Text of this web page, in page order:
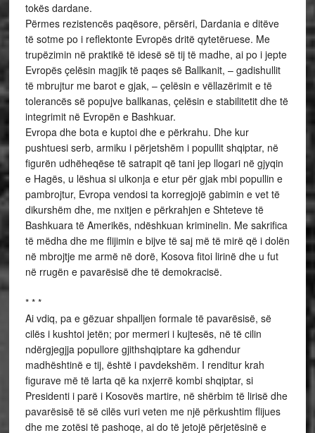
tokës dardane.
Përmes rezistencës paqësore, përsëri, Dardania e ditëve
të sotme po i reflektonte Evropës dritë qytetëruese. Me
trupëzimin në praktikë të idesë së tij të madhe, ai po i jepte
Evropës çelësin magjik të paqes së Ballkanit, – gadishullit
të mbrujtur me barot e gjak, – çelësin e vëllazërimit e të
tolerancës së popujve ballkanas, çelësin e stabilitetit dhe të
integrimit në Evropën e Bashkuar.
Evropa dhe bota e kuptoi dhe e përkrahu. Dhe kur
pushtuesi serb, armiku i përjetshëm i popullit shqiptar, në
figurën udhëheqëse të satrapit që tani jep llogari në gjyqin
e Hagës, u lëshua si ulkonja e etur për gjak mbi popullin e
pambrojtur, Evropa vendosi ta korregjojë gabimin e vet të
dikurshëm dhe, me nxitjen e përkrahjen e Shteteve të
Bashkuara të Amerikës, ndëshkuan kriminelin. Me sakrifica
të mëdha dhe me flijimin e bijve të saj më të mirë që i dolën
në mbrojtje me armë në dorë, Kosova fitoi lirinë dhe u fut
në rrugën e pavarësisë dhe të demokracisë.
* * *
Ai vdiq, pa e gëzuar shpalljen formale të pavarësisë, së
cilës i kushtoi jetën; por mermeri i kujtesës, në të cilin
ndërgjegjja popullore gjithshqiptare ka gdhendur
madhështinë e tij, është i pavdekshëm. I renditur krah
figurave më të larta që ka nxjerrë kombi shqiptar, si
Presidenti i parë i Kosovës martire, në shërbim të lirisë dhe
pavarësisë të së cilës vuri veten me një përkushtim flijues
dhe me zotësi të pashoqe, ai do të jetojë përjetësinë e